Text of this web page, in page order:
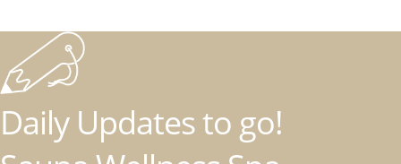
Daily Updates to go!